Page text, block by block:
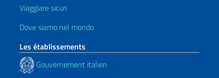
Viaggiare sicuri
Dove siamo nel mondo
Les établissements
Gouvernement italien